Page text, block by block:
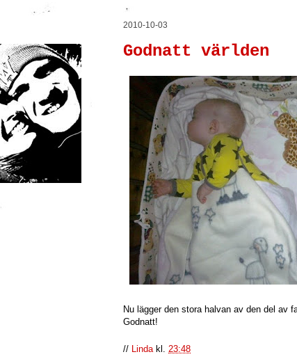
2010-10-03
Godnatt världen
Nu lägger den stora halvan av den del av
Godnatt!
// Linda kl. 23:48